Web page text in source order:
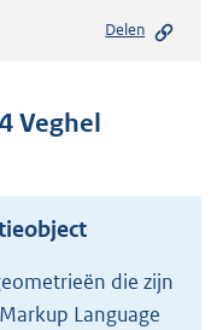
n
o
t
t
Delen
Veghel
die zijn
Language